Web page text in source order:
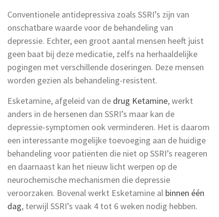
Conventionele antidepressiva zoals SSRI’s zijn van
onschatbare waarde voor de behandeling van
depressie. Echter, een groot aantal mensen heeft juist
geen baat bij deze medicatie, zelfs na herhaaldelijke
pogingen met verschillende doseringen. Deze mensen
worden gezien als behandeling-resistent.
Esketamine, afgeleid van de drug Ketamine, werkt
anders in de hersenen dan SSRI’s maar kan de
depressie-symptomen ook verminderen. Het is daarom
een interessante mogelijke toevoeging aan de huidige
behandeling voor patiënten die niet op SSRI’s reageren
en daarnaast kan het nieuw licht werpen op de
neurochemische mechanismen die depressie
veroorzaken. Bovenal werkt Esketamine al binnen één
dag, terwijl SSRI’s vaak 4 tot 6 weken nodig hebben.